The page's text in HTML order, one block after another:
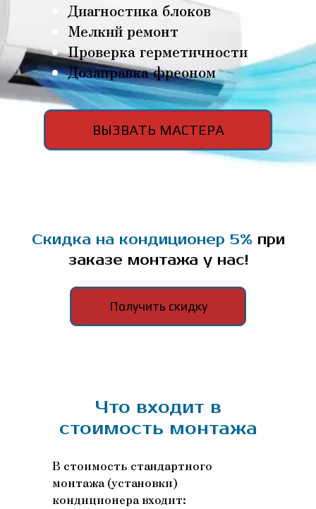
Диагностика блоков
Мелкий ремонт
Проверка герметичности
Дозаправка фреоном
ВЫЗВАТЬ МАСТЕРА
Скидка на кондиционер 5% при
заказе монтажа у нас!
Получить скидку
Что входит в
стоимость монтажа
В стоимость стандартного
монтажа (установки)
кондиционера входит: